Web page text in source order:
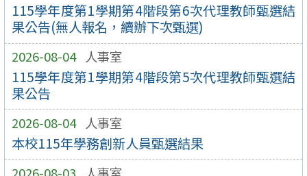
115學年度第1學期第4階段第6次代理教師甄選結
果公告(無人報名，續辦下次甄選)
2026-08-04 人事室
115學年度第1學期第4階段第5次代理教師甄選結
果公告
2026-08-04 人事室
本校115年學務創新人員甄選結果